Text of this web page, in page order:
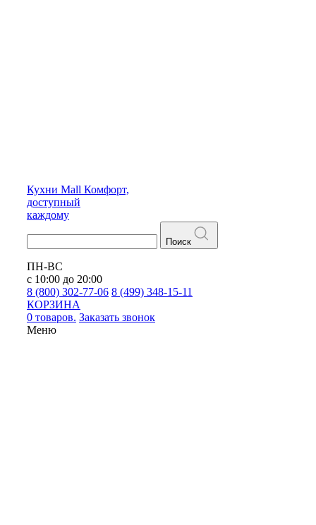
Кухни Mall Комфорт,
доступный
каждому
Поиск
ПН-ВС
с 10:00 до 20:00
8 (800) 302-77-06 8 (499) 348-15-11
КОРЗИНА
0 товаров. Заказать звонок
Меню